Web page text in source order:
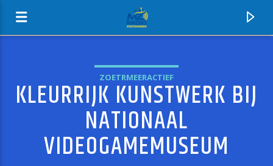
MZ-RADIO
ZOETRMEERACTIEF
KLEURRIJK KUNSTWERK BIJ
NATIONAAL
VIDEOGAMEMUSEUM